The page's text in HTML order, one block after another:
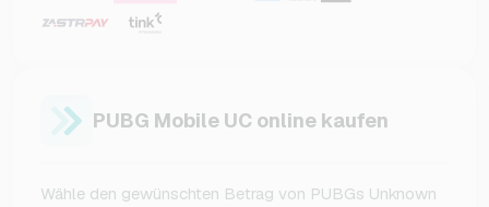
PUBG Mobile UC online kaufen
Wähle den gewünschten Betrag von PUBGs Unknown